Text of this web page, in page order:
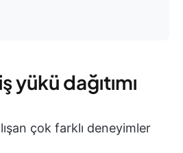
yükü dağıtımı
çok farklı deneyimler